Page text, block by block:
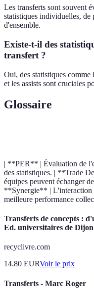
Les transferts sont souvent
statistiques individuelles, de
d'ensemble.
Existe-t-il des
transfert ?
Oui, des statistiques comme
et les assists sont cruciales
Glossaire
| **PER** | Évaluation de
des statistiques. | **Trade
équipes peuvent échanger
**Synergie** | L'interaction
meilleure performance
Transferts de concepts :
Ed. universitaires de Dijon
recyclivre.com
14.80 EURVoir le prix
Transferts - Marc Roger